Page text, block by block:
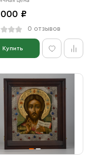
₽
0 отзывов
Купить